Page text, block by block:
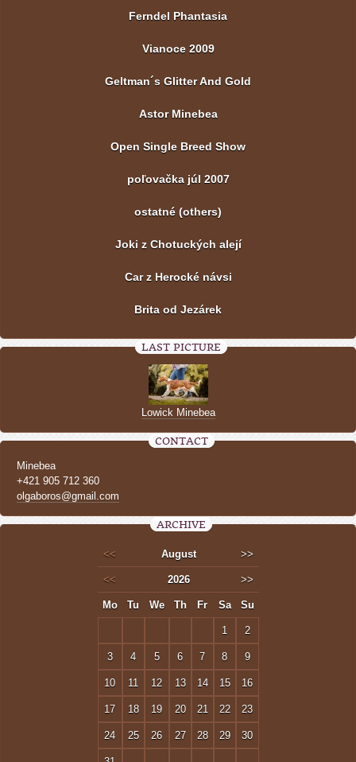
Ferndel Phantasia
Vianoce 2009
Geltman´s Glitter And Gold
Astor Minebea
Open Single Breed Show
poľovačka júl 2007
ostatné (others)
Joki z Chotuckých alejí
Car z Herocké návsi
Brita od Jezárek
LAST PICTURE
Lowick Minebea
CONTACT
Minebea
+421 905 712 360
olgaboros@gmail.com
ARCHIVE
<< August >>
<< 2026 >>
Mo Tu We Th Fr Sa Su
1 2
3 4 5 6 7 8 9
10 11 12 13 14 15 16
17 18 19 20 21 22 23
24 25 26 27 28 29 30